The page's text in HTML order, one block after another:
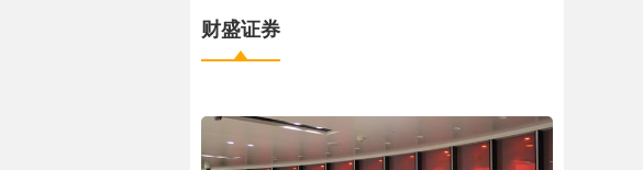
财盛证券